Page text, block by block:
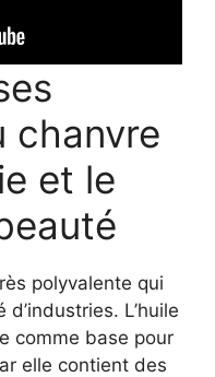
chanvre
et le
polyvalente qui
d’industries. L’huile
comme base pour
elle contient des